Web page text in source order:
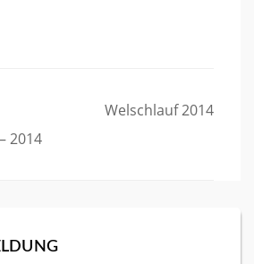
2014
Welschlauf 2014